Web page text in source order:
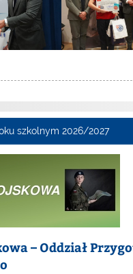
szkolnym 2026/2027
– Oddział